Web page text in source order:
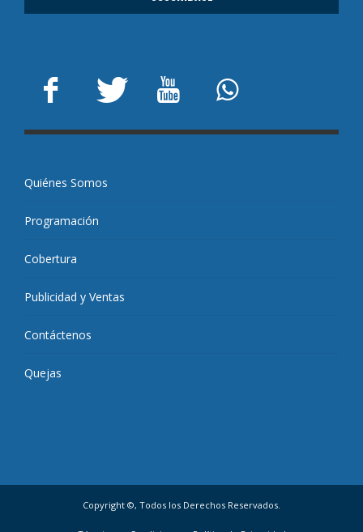
Quiénes Somos
Programación
Cobertura
Publicidad y Ventas
Contáctenos
Quejas
Copyright ©, Todos los Derechos Reservados.